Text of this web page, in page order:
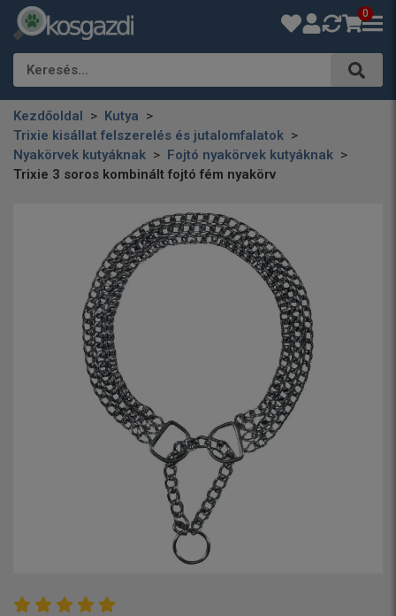
0
Keresés…
Kezdőoldal
Kutya
Trixie kisállat felszerelés és jutalomfalatok
Nyakörvek kutyáknak
Fojtó nyakörvek kutyáknak
Trixie 3 soros kombinált fojtó fém nyakörv